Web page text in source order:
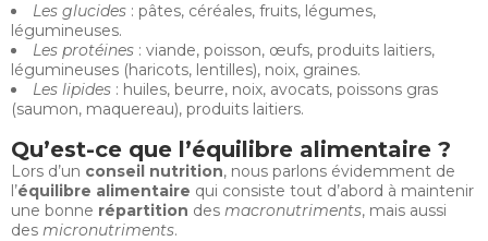
Les glucides : pâtes, céréales, fruits, légumes,
légumineuses.
Les protéines : viande, poisson, œufs, produits laitiers,
légumineuses (haricots, lentilles), noix, graines.
Les lipides : huiles, beurre, noix, avocats, poissons gras
(saumon, maquereau), produits laitiers.
Qu’est-ce que l’équilibre alimentaire ?
Lors d’un conseil nutrition, nous parlons évidemment de
l’équilibre alimentaire qui consiste tout d’abord à maintenir
une bonne répartition des macronutriments, mais aussi
des micronutriments.